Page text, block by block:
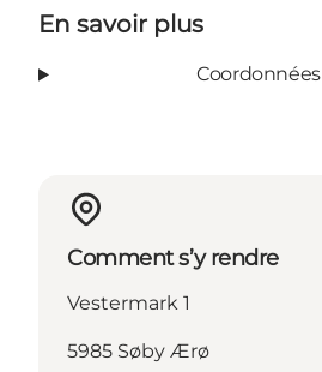
En savoir plus
Coordonnées
Comment s’y rendre
Vestermark 1
5985 Søby Ærø